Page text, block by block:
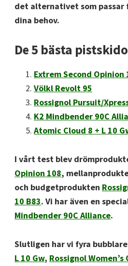
det alternativet som passar
dina behov.
De 5 bästa
Extrem Second Opinion
Völkl Revolt 95
Rossignol Pursuit/
K2 Mindbender 90C
Atomic Cloud 8 + L 10
I vårt test blev
Opinion 108,
och budgetprodukten
10 B83. Vi har även en
Mindbender 90C Alliance.
Slutligen har vi fyra
L 10 Gw, Rossignol